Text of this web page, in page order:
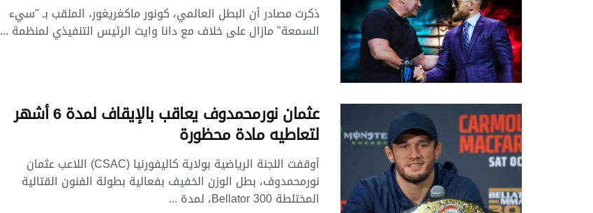
ذكرت مصادر أن البطل العالمي، كونور ماكغريغور، الملقب بـ "سيء
السمعة" مازال على خلاف مع دانا وايت الرئيس التنفيذي لمنظمة ...
عثمان نورمحمدوف يعاقب بالإيقاف لمدة 6 أشهر
لتعاطيه مادة محظورة
أوقفت اللجنة الرياضية بولاية كاليفورنيا (CSAC) اللاعب عثمان
نورمحمدوف، بطل الوزن الخفيف بفعالية بطولة الفنون القتالية
المختلطة Bellator 300، لمدة ...